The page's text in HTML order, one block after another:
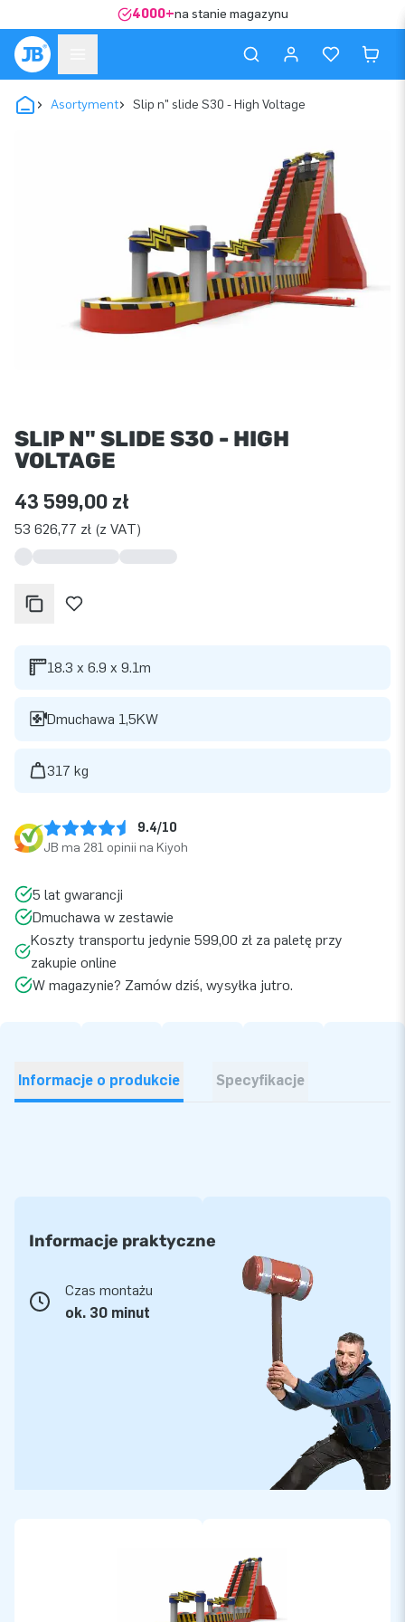
4000+na stanie magazynu
Asortyment Slip n" slide S30 - High Voltage
SLIP N" SLIDE S30 - HIGH
VOLTAGE
43 599,00 zł
53 626,77 zł (z VAT)
18.3 x 6.9 x 9.1m
Dmuchawa 1,5KW
317 kg
9.4/10
JB ma 281 opinii na Kiyoh
5 lat gwarancji
Dmuchawa w zestawie
Koszty transportu jedynie 599,00 zł za paletę przy
zakupie online
W magazynie? Zamów dziś, wysyłka jutro.
Informacje o produkcie Specyfikacje
Informacje praktyczne
Czas montażu
ok. 30 minut